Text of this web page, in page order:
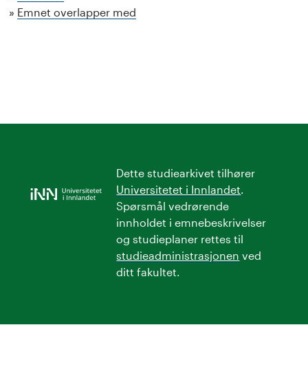
Emnet overlapper med
Dette studiearkivet tilhører
Universitetet i Innlandet
Spørsmål vedrørende
innholdet i emnebeskrivelser
og studieplaner rettes til
studieadministrasjonen ved
ditt fakultet.